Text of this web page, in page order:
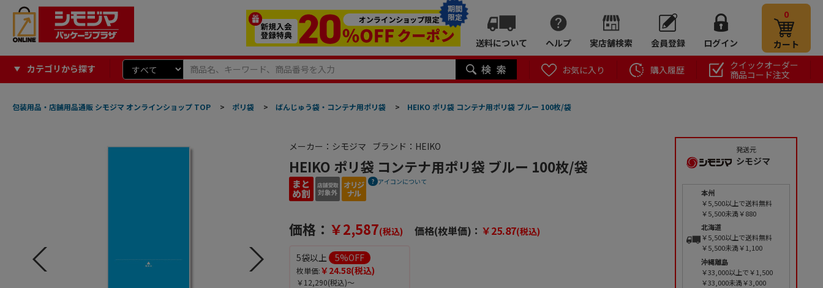
期間
限定
送料について ヘルプ 実店舗検索 会員登録 ログイン
0
カート
カテゴリから探す お気に入り 購入履歴
クイックオーダー
商品コード注文
包装用品・店舗用品通販 シモジマ オンラインショップ TOP > ポリ袋 > ばんじゅう袋・コンテナ用ポリ袋 > HEIKO ポリ袋 コンテナ用ポリ袋 ブルー 100枚/袋
メーカー：シモジマ ブランド：HEIKO
HEIKO ポリ袋 コンテナ用ポリ袋 ブルー 100枚/袋
アイコンについて
価格： ￥2,587(税込) 価格(枚単価)： ￥25.87(税込)
5袋以上 5%OFF
枚単価:￥24.58(税込)
￥12,290(税込)～
発送元
シモジマ
本州
￥5,500以上で送料無料
￥5,500未満￥880
北海道
￥5,500以上で送料無料
￥5,500未満￥1,100
沖縄離島
￥33,000以上で￥1,500
￥33,000未満￥3,000